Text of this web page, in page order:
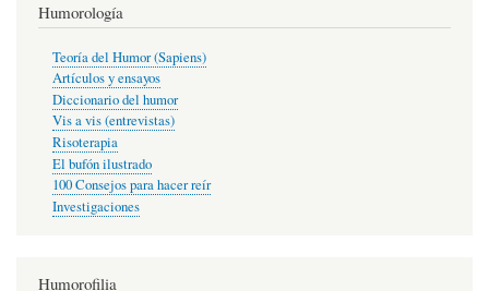
Humorología
Teoría del Humor (Sapiens)
Artículos y ensayos
Diccionario del humor
Vis a vis (entrevistas)
Risoterapia
El bufón ilustrado
100 Consejos para hacer reír
Investigaciones
Humorofilia